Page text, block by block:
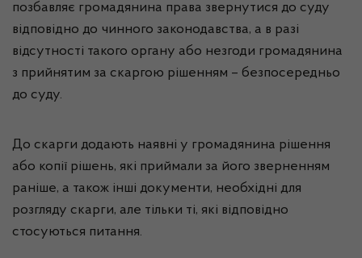
позбавляє громадянина права звернутися до суду
відповідно до чинного законодавства, а в разі
відсутності такого органу або незгоди громадянина
з прийнятим за скаргою рішенням – безпосередньо
до суду.
До скарги додають наявні у громадянина рішення
або копії рішень, які приймали за його зверненням
раніше, а також інші документи, необхідні для
розгляду скарги, але тільки ті, які відповідно
стосуються питання.